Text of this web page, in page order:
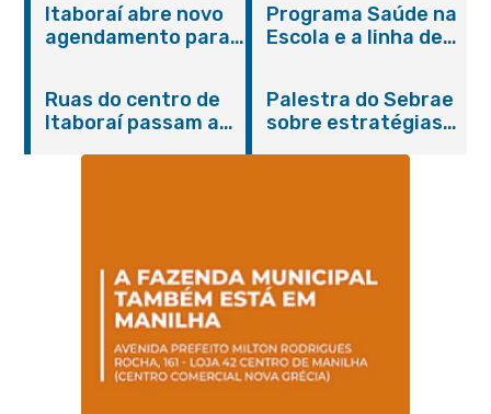
Itaboraí abre novo
agendamento para
Programa Saúde na
Escola e a linha de
promovem
conscientização
sobre hanseníase
Ruas do centro de
Itaboraí passam a
Palestra do Sebrae
sobre estratégias